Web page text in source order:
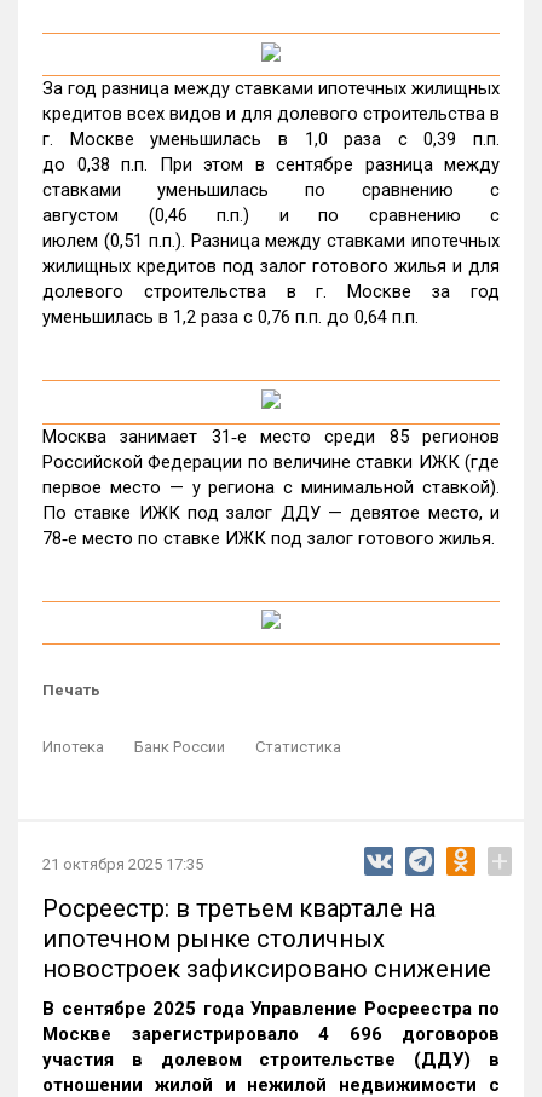
За год разница между ставками ипотечных жилищных
кредитов всех видов и для долевого строительства в
г. Москве уменьшилась в 1,0 раза с 0,39 п.п.
до 0,38 п.п. При этом в сентябре разница между
ставками уменьшилась по сравнению с
августом (0,46 п.п.) и по сравнению с
июлем (0,51 п.п.). Разница между ставками ипотечных
жилищных кредитов под залог готового жилья и для
долевого строительства в г. Москве за год
уменьшилась в 1,2 раза с 0,76 п.п. до 0,64 п.п.
Москва занимает 31‑е место среди 85 регионов
Российской Федерации по величине ставки ИЖК (где
первое место — у региона с минимальной ставкой).
По ставке ИЖК под залог ДДУ — девятое место, и
78‑е место по ставке ИЖК под залог готового жилья.
Печать
Ипотека Банк России Статистика
21 октября 2025 17:35 +
Росреестр: в третьем квартале на
ипотечном рынке столичных
новостроек зафиксировано снижение
В сентябре 2025 года Управление Росреестра по
Москве зарегистрировало 4 696 договоров
участия в долевом строительстве (ДДУ) в
отношении жилой и нежилой недвижимости с